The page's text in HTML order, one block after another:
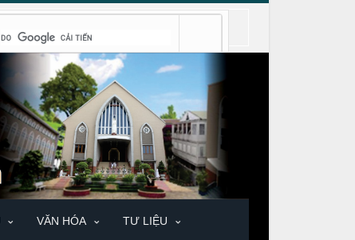
VĂN HÓA TƯ LIỆU